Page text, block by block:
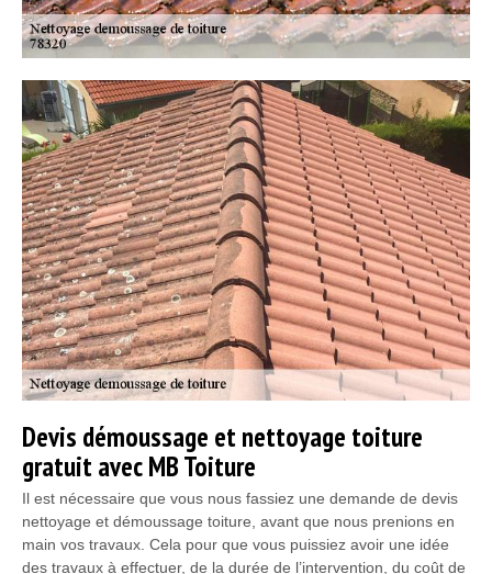
Devis démoussage et nettoyage toiture
gratuit avec MB Toiture
Il est nécessaire que vous nous fassiez une demande de devis
nettoyage et démoussage toiture, avant que nous prenions en
main vos travaux. Cela pour que vous puissiez avoir une idée
des travaux à effectuer, de la durée de l’intervention, du coût de